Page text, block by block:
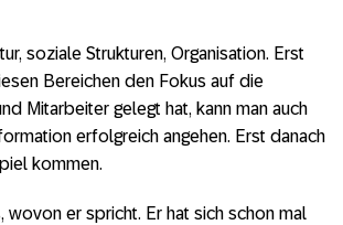
soziale Strukturen, Organisation. Erst
Bereichen den Fokus auf die
Mitarbeiter gelegt hat, kann man auch
erfolgreich angehen. Erst danach
kommen.
wovon er spricht. Er hat sich schon mal